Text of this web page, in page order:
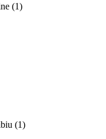
(1)
(1)